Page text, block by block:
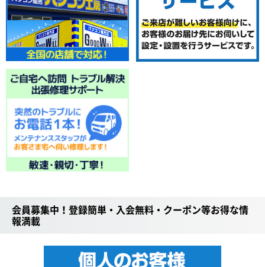
会員募集中！登録簡単・入会無料・クーポン等お得な情
報満載